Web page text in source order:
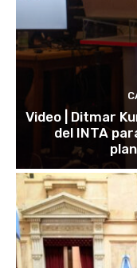
Video | Ditmar
del INTA